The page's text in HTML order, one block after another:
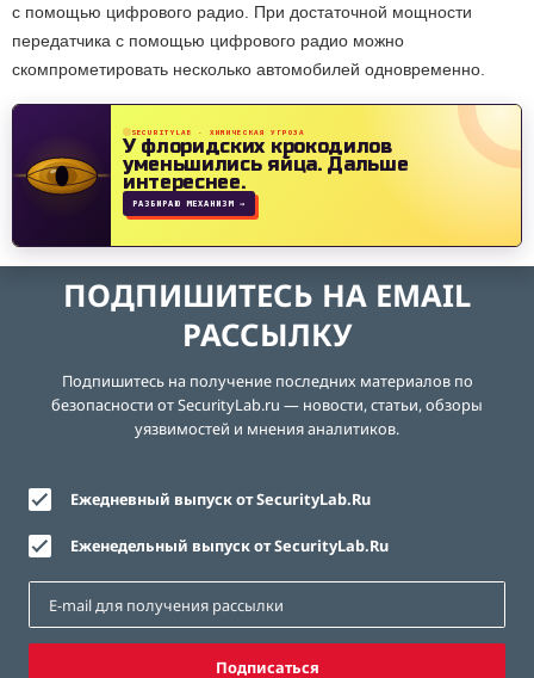
с помощью цифрового радио. При достаточной мощности
передатчика с помощью цифрового радио можно
скомпрометировать несколько автомобилей одновременно.
SECURITYLAB · ХИМИЧЕСКАЯ УГРОЗА
У флоридских крокодилов
уменьшились яйца.Дальше
интереснее.
РАЗБИРАЮ МЕХАНИЗМ →
ПОДПИШИТЕСЬ НА EMAIL
РАССЫЛКУ
Подпишитесь на получение последних материалов по
безопасности от SecurityLab.ru — новости, статьи, обзоры
уязвимостей и мнения аналитиков.
Ежедневный выпуск от SecurityLab.Ru
Еженедельный выпуск от SecurityLab.Ru
Подписаться